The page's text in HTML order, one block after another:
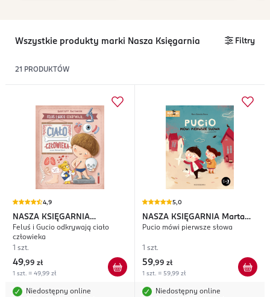
Wszystkie produkty marki Nasza Księgarnia Filtry
21 PRODUKTÓW
4,9
NASZA KSIĘGARNIA
Katarzyna Kozłowska
Feluś i Gucio odkrywają ciało
człowieka
1 szt.
49,99 zł
1 szt. = 49,99 zł
Niedostępny online
5,0
NASZA KSIĘGARNIA Marta
Galewska-Kustra
Pucio mówi pierwsze słowa
1 szt.
59,99 zł
1 szt. = 59,99 zł
Niedostępny online